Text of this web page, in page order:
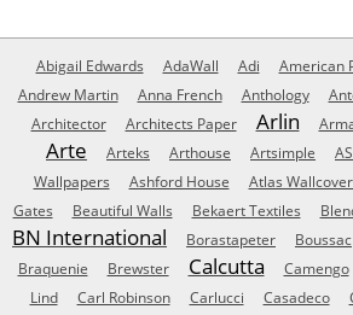
Abigail Edwards AdaWall Adi American
Andrew Martin
Anna French Anthology
Architector
Architects Paper Arlin
Arte Arteks Arthouse Artsimple
Wallpapers
Ashford House Atlas
Gates
Beautiful Walls Bekaert Textiles
BN International Borastapeter Boussac
Braquenie
Brewster Calcutta Camengo
Lind
Carl Robinson Carlucci Casadeco